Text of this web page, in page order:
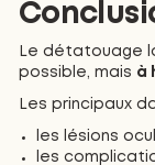
Le détatouage
possible, mais à
Les principaux
les lésions
les